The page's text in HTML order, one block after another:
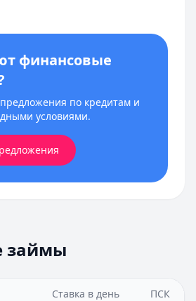
финансовые
по кредитам и
условиями.
займы
Ставка в день ПСК